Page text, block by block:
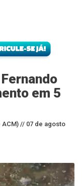
em 5
ACM) // 07 de agosto